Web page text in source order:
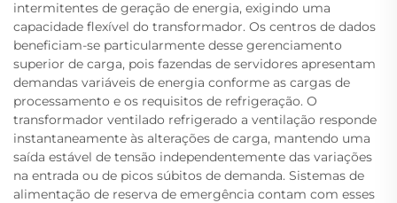
intermitentes de geração de energia, exigindo uma
capacidade flexível do transformador. Os centros de dados
beneficiam-se particularmente desse gerenciamento
superior de carga, pois fazendas de servidores apresentam
demandas variáveis de energia conforme as cargas de
processamento e os requisitos de refrigeração. O
transformador ventilado refrigerado a ventilação responde
instantaneamente às alterações de carga, mantendo uma
saída estável de tensão independentemente das variações
na entrada ou de picos súbitos de demanda. Sistemas de
alimentação de reserva de emergência contam com esses